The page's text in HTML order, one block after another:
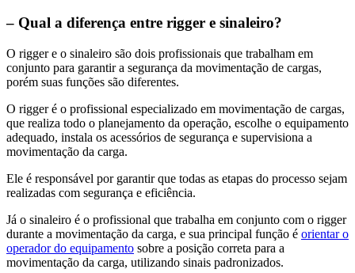
– Qual a diferença entre rigger e sinaleiro?
O rigger e o sinaleiro são dois profissionais que trabalham em
conjunto para garantir a segurança da movimentação de cargas,
porém suas funções são diferentes.
O rigger é o profissional especializado em movimentação de cargas,
que realiza todo o planejamento da operação, escolhe o equipamento
adequado, instala os acessórios de segurança e supervisiona a
movimentação da carga.
Ele é responsável por garantir que todas as etapas do processo sejam
realizadas com segurança e eficiência.
Já o sinaleiro é o profissional que trabalha em conjunto com o rigger
durante a movimentação da carga, e sua principal função é orientar o
operador do equipamento sobre a posição correta para a
movimentação da carga, utilizando sinais padronizados.